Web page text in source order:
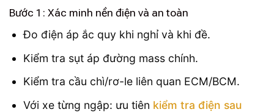
Bước 1: Xác minh nền điện và an toàn
Đo điện áp ắc quy khi nghỉ và khi đề.
Kiểm tra sụt áp đường mass chính.
Kiểm tra cầu chì/rơ-le liên quan ECM/BCM.
Với xe từng ngập: ưu tiên kiểm tra điện sau